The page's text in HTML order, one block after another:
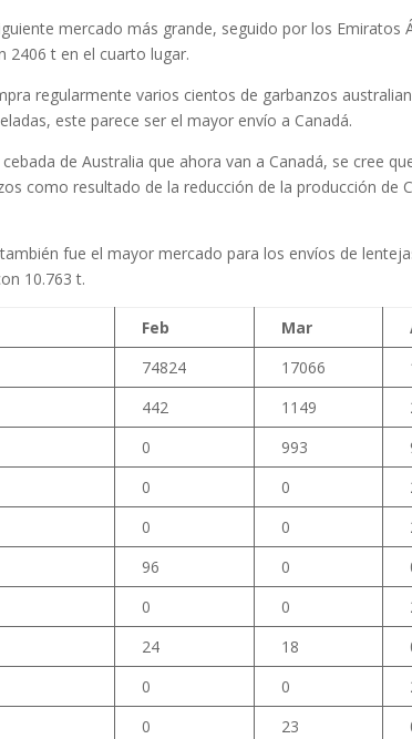
mercado más grande, seguido por los Emiratos
2406 t en el cuarto lugar.
regularmente varios cientos de garbanzos
este parece ser el mayor envío a Canadá.
de Australia que ahora van a Canadá, se cree
como resultado de la reducción de la producción de
fue el mayor mercado para los envíos de
10.763 t.
Feb Mar
74824 17066
442 1149
0 993
0 0
0 0
96 0
0 0
24 18
0 0
0 23